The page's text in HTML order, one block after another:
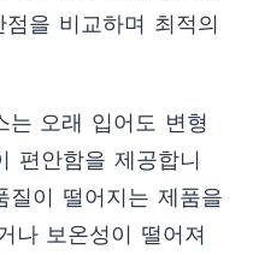
을 비교하며 최적의
는 오래 입어도 변형
편안함을 제공합니
질이 떨어지는 제품을
나 보온성이 떨어져